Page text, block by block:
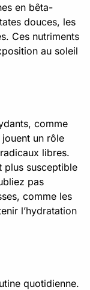
en bêta-
douces, les
Ces nutriments
au soleil
comme
un rôle
libres.
plus susceptible
pas
comme les
l’hydratation
quotidienne.